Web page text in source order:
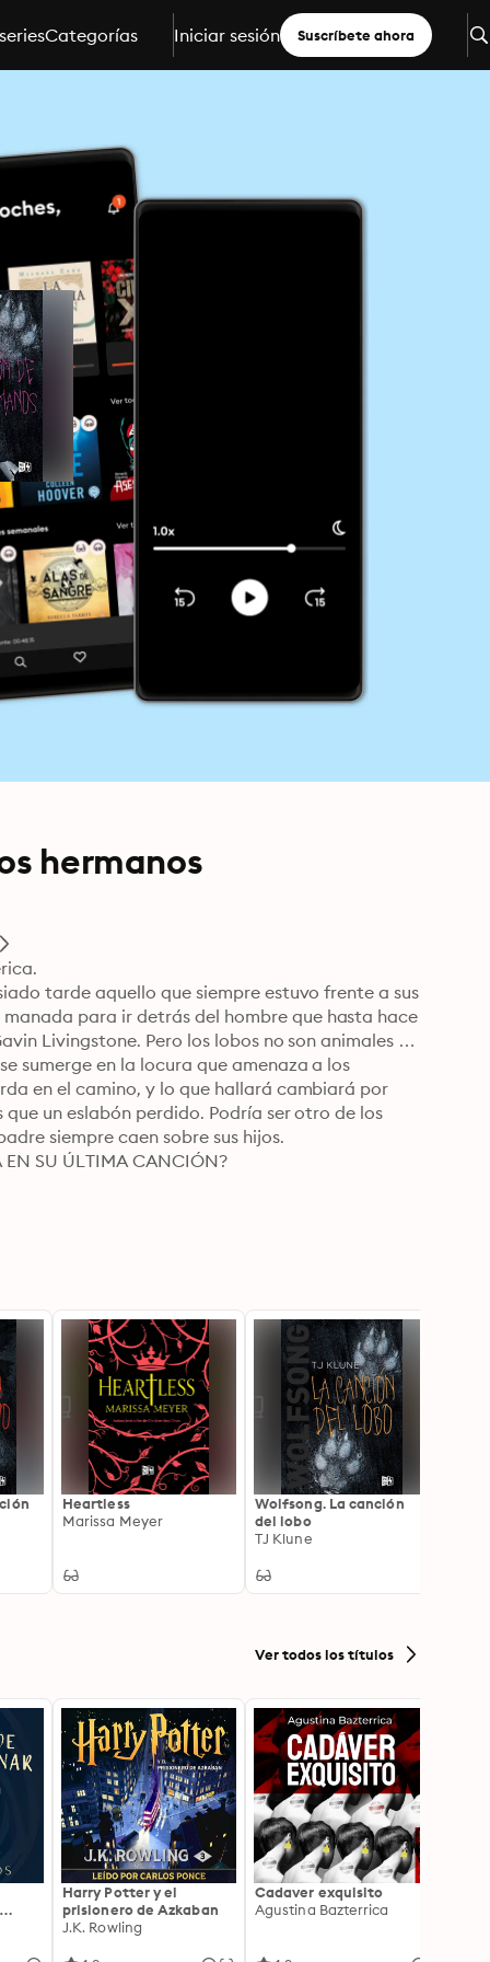
Categorías Iniciar sesión Suscríbete ahora
hermanos
tarde aquello que siempre estuvo frente a sus
para ir detrás del hombre que hasta hace
Livingstone. Pero los lobos no son animales
sumerge en la locura que amenaza a los
en el camino, y lo que hallará cambiará por
un eslabón perdido. Podría ser otro de los
siempre caen sobre sus hijos.
EN SU ÚLTIMA CANCIÓN?
Heartless
Marissa Meyer
Wolfsong. La canción
del lobo
TJ Klune
Ver todos los títulos
Harry Potter y el
prisionero de Azkaban
J.K. Rowling
Cadaver exquisito
Agustina Bazterrica